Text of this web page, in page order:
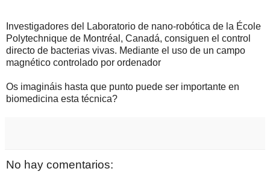
Investigadores del Laboratorio de nano-robótica de la École
Polytechnique de Montréal, Canadá, consiguen el control
directo de bacterias vivas. Mediante el uso de un campo
magnético controlado por ordenador
Os imagináis hasta que punto puede ser importante en
biomedicina esta técnica?
No hay comentarios: